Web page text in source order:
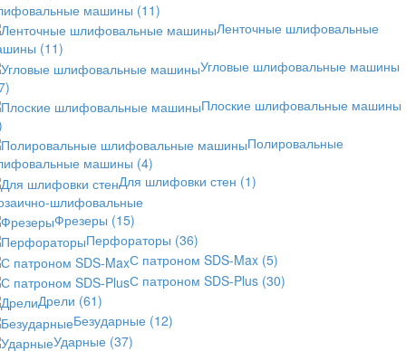
машины (11)
Ленточные шлифовальные
(11)
Угловые шлифовальные машины
Плоские шлифовальные машины
Полировальные
машины (4)
Для шлифовки стен (1)
шлифовальные
Фрезеры (15)
Перфораторы (36)
С патроном SDS-Max (5)
С патроном SDS-Plus (30)
Дрели (61)
Безударные (12)
Ударные (37)